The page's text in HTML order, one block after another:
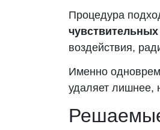
Процедура
чувствительных
воздействия,
Именно
удаляет лишнее,